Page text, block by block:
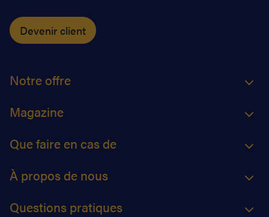
Devenir client
Notre offre
Magazine
Que faire en cas de
À propos de nous
Questions pratiques